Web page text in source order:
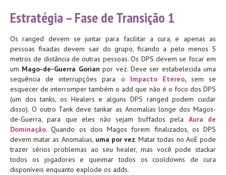
Estratégia – Fase de Transição 1
Os ranged devem se juntar para facilitar a cura, e apenas as
pessoas fixadas devem sair do grupo, ficando a pelo menos 5
metros de distância de outras pessoas. Os DPS devem se focar em
um Mago-de-Guerra Gorian por vez. Deve ser estabelecida uma
sequência de interrupções para o Impacto Etéreo,sem se
esquecer de interromper também o add que não é o foco dos DPS
(um dos tanks, os Healers e alguns DPS ranged podem cuidar
disso). O outro Tank deve tankar as Anomalias longe dos Magos-
de-Guerra, para que eles não sejam buffados pela Aura de
Dominação. Quando os dois Magos forem finalizados, os DPS
devem matar as Anomalias, uma por vez. Matar todas no AoE pode
trazer sérios problemas ao seu healer, mas você pode stackar
todos os jogadores e queimar todos os cooldowns de cura
disponíveis enquanto explode os adds.